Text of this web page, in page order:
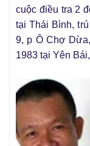
cuộc điều tra 2
tại Thái Bình,
9, p Ô Chợ
1983 tại Yên